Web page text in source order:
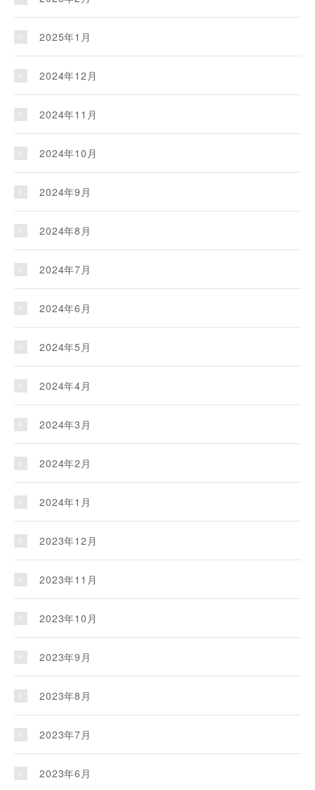
2025年1月
2024年12月
2024年11月
2024年10月
2024年9月
2024年8月
2024年7月
2024年6月
2024年5月
2024年4月
2024年3月
2024年2月
2024年1月
2023年12月
2023年11月
2023年10月
2023年9月
2023年8月
2023年7月
2023年6月